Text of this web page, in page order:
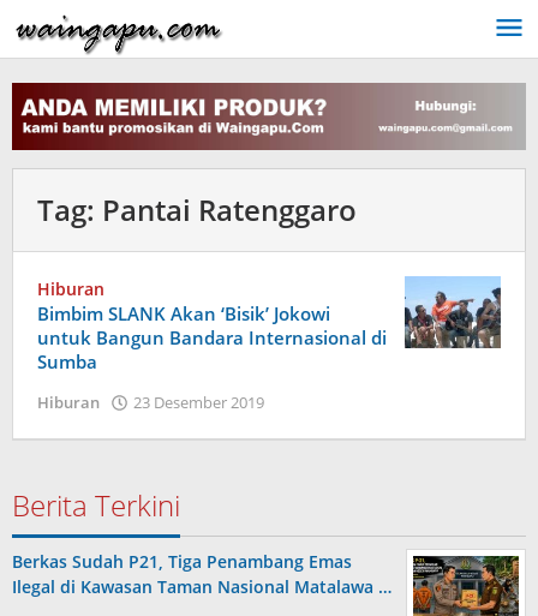
ke
konten
Tag: Pantai Ratenggaro
Hiburan
Bimbim SLANK Akan ‘Bisik’ Jokowi
untuk Bangun Bandara Internasional di
Sumba
Hiburan 23 Desember 2019
Berita Terkini
Berkas Sudah P21, Tiga Penambang Emas
Ilegal di Kawasan Taman Nasional Matalawa …